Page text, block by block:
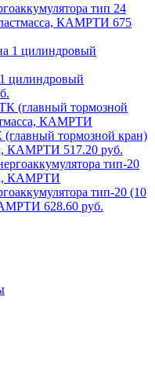
тип 24
КАМРТИ 675
цилиндровый
тормозной кран)
КАМРТИ 517.20 руб.
тип-20 (10
628.60 руб.